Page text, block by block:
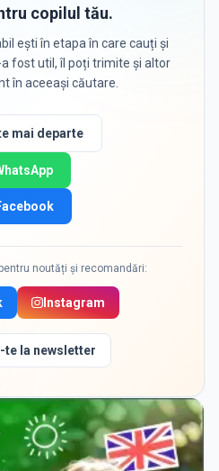
copilul tău.
ești în etapa în care cauți și
fost util, îl poți trimite și altor
în aceeași căutare.
mai departe
noutăți și recomandări:
Instagram
te la newsletter